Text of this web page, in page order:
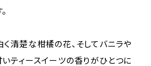
清楚な柑橘の花、そしてバニラや
ティースイーツの香りがひとつに